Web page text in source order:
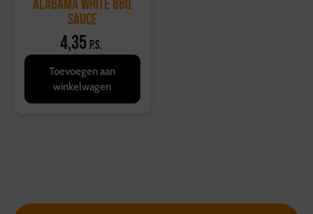
Alabama White BBQ
Sauce
4,35 p.s.
Toevoegen aan
winkelwagen